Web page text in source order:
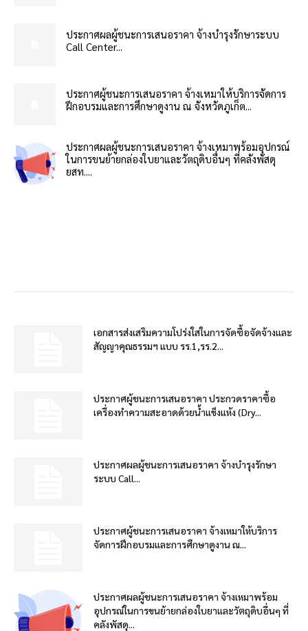
ประกาศผลผู้ชนะการเสนอราคา จ้างบำรุงรักษาระบบ
Call Center...
ประกาศผู้ชนะการเสนอราคา จ้างเหมาให้บริการจัดการ
ฝึกอบรมและการศึกษาดูงาน ณ จังหวัดภูเก็ต...
ประกาศผลผู้ชนะการเสนอราคา จ้างเหมาพร้อมอุปกรณ์
ในการขนย้ายกล่องใบยาและวัตถุดิบอื่นๆ ที่คลังพัสดุ
ยสท....
เอกสารส่งเสริมความโปร่งใสในการจัดซื้อจัดจ้างและ
สัญญาคุณธรรมฯ แบบ รร.1,รร.2...
ประกาศผู้ชนะการเสนอราคา ประกวดราคาซื้อ
เครื่องทำความสะอาดด้วยน้ำแข็งแห้ง (Dry...
ประกาศผลผู้ชนะการเสนอราคา จ้างบำรุงรักษา
ระบบ Call...
ประกาศผู้ชนะการเสนอราคา จ้างเหมาให้บริการ
จัดการฝึกอบรมและการศึกษาดูงาน ณ...
ประกาศผลผู้ชนะการเสนอราคา จ้างเหมาพร้อม
อุปกรณ์ในการขนย้ายกล่องใบยาและวัตถุดิบอื่นๆ ที่
คลังพัสดุ...